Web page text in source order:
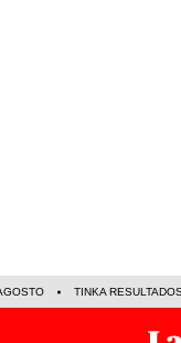
TINKA